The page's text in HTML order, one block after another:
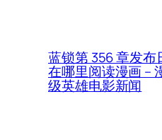
蓝锁第 356 章发布
在哪里阅读漫画 –
级英雄电影新闻